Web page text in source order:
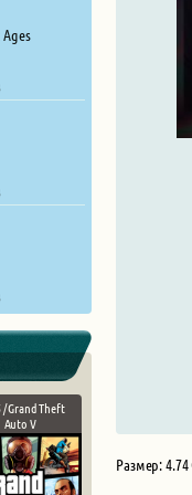
/ Grand Theft
Auto V
Размер: 4.74